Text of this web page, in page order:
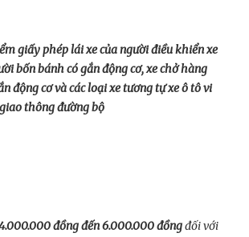
giấy phép lái xe của người điều khiển xe
bốn bánh có gắn động cơ, xe chở hàng
động cơ và các loại xe tương tự xe ô tô vi
thông đường bộ
đồng đến 6.000.000 đồngđối với